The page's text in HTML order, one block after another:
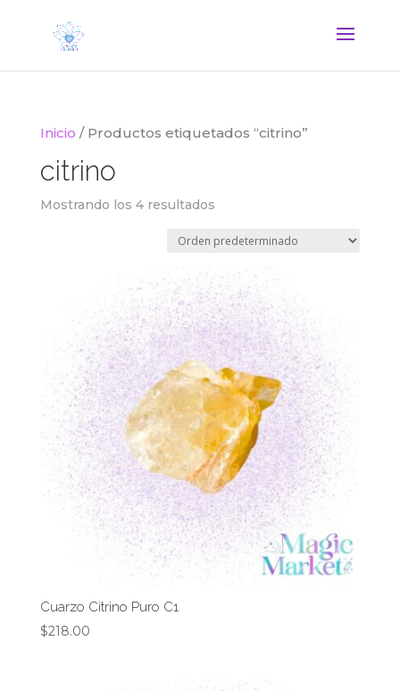
Inicio / Productos etiquetados “citrino”
citrino
Mostrando los 4 resultados
Cuarzo Citrino Puro C1
$218.00